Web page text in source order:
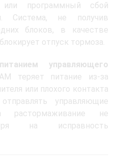
программный сбой
Система, не получив
блоков, в качестве
отпуск тормоза.
управляющего
теряет питание из-за
или плохого контакта
управляющие
растормаживание не
на исправность